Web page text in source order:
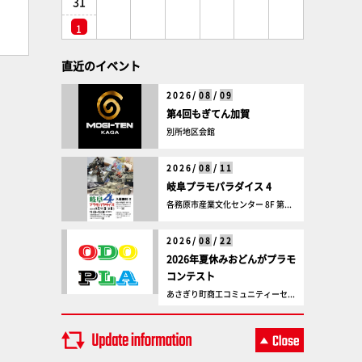
1
直近のイベント
2026/ 08 / 09
第4回もぎてん加賀
別所地区会館
2026/ 08 / 11
岐阜プラモパラダイス 4
各務原市産業文化センター 8F 第...
2026/ 08 / 22
2026年夏休みおどんがプラモ
コンテスト
あさぎり町商工コミュニティーセ...